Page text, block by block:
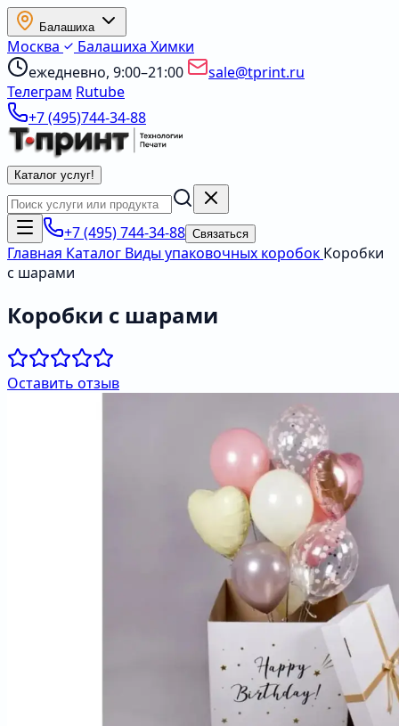
Балашиха
Москва Балашиха Химки
ежедневно, 9:00–21:00
sale@tprint.ru
Телеграм Rutube
+7 (495)744-34-88
Каталог услуг!
+7 (495) 744-34-88 Связаться
Главная Каталог Виды упаковочных коробок Коробки
с шарами
Коробки с шарами
Оставить отзыв